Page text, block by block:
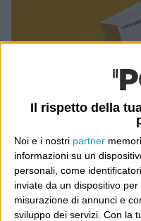
Il rispetto della
Noi e i nostri partner
informazioni su un
personali, come
inviate da un dispositivo
misurazione di annunci e
sviluppo dei servizi. Con la